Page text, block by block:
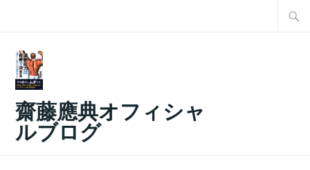
齋藤應典オフィシャ
ルブログ